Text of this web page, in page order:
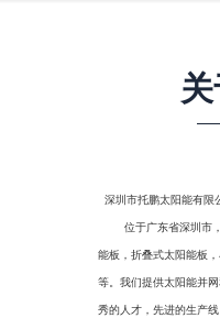
深圳市托鹏太阳能有限
位于广东省深圳市，
能板，折叠式太阳能板
等。我们提供太阳能并
秀的人才，先进的生产线